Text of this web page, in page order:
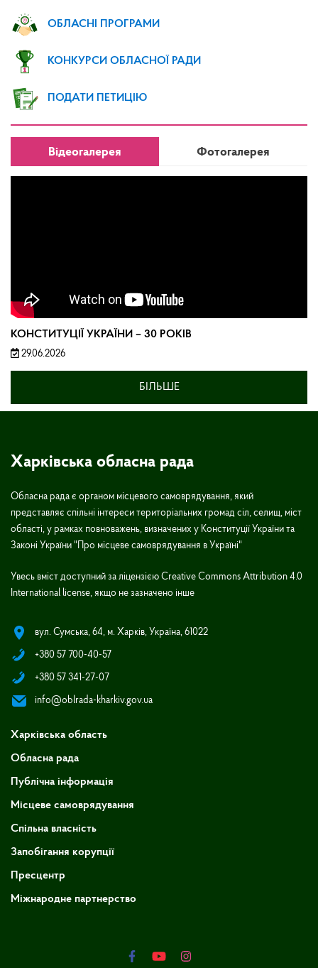
ОБЛАСНІ ПРОГРАМИ
КОНКУРСИ ОБЛАСНОЇ РАДИ
ПОДАТИ ПЕТИЦІЮ
Відеогалерея Фотогалерея
КОНСТИТУЦІЇ УКРАЇНИ – 30 РОКІВ
29.06.2026
БІЛЬШЕ
Харківська обласна рада
Обласна рада є органом місцевого самоврядування, який
представляє спільні інтереси територіальних громад сіл, селищ, міст
області, у рамках повноважень, визначених у Конституції України та
Законі України "Про місцеве самоврядування в Україні"
Увесь вміст доступний за ліцензією Creative Commons Attribution 4.0
International license, якщо не зазначено інше
вул. Сумська, 64, м. Харків, Україна, 61022
+380 57 700-40-57
+380 57 341-27-07
info@oblrada-kharkiv.gov.ua
Харківська область
Обласна рада
Публічна інформація
Місцеве самоврядування
Спільна власність
Запобігання корупції
Пресцентр
Міжнародне партнерство